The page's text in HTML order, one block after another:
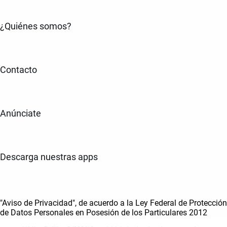
¿Quiénes somos?
Contacto
Anúnciate
Descarga nuestras apps
"Aviso de Privacidad", de acuerdo a la Ley Federal de Protección
de Datos Personales en Posesión de los Particulares 2012